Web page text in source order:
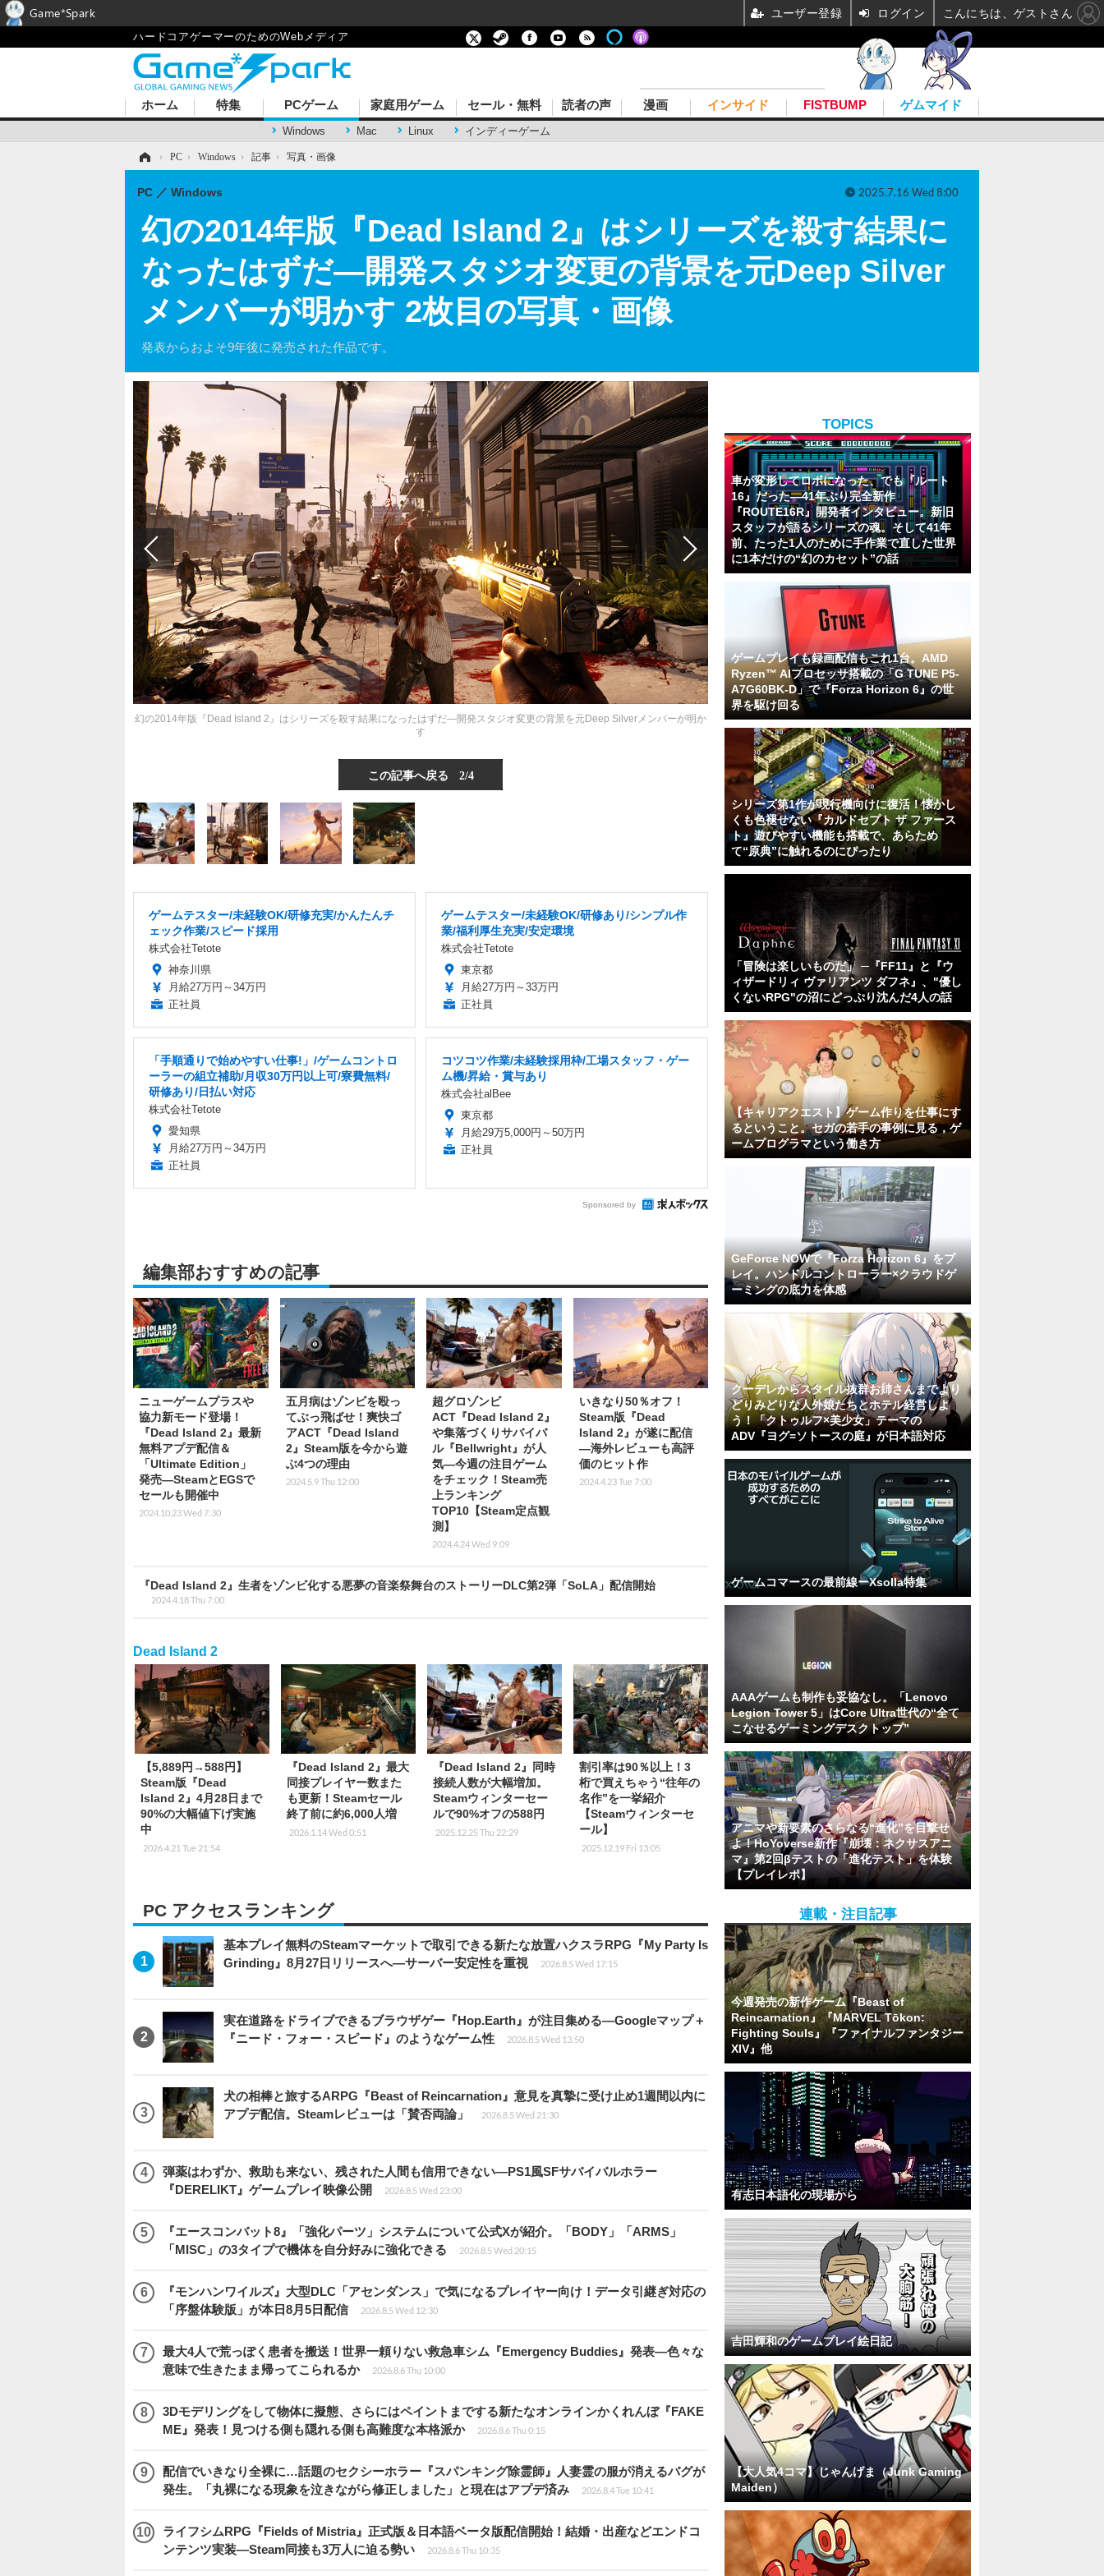
ハードコアゲーマーのためのWebメディア
ホーム 特集 PCゲーム
Windows Mac Linux インディーゲーム
家庭用ゲーム セール・無料 読者の声 漫画 インサイド FISTBUMP ゲムマイド
› PC › Windows › 記事 › 写真・画像
幻の2014年版『Dead Island 2』はシリーズを殺す結果に
なったはずだ―開発スタジオ変更の背景を元Deep Silver
メンバーが明かす 2枚目の写真・画像
発表からおよそ9年後に発売された作品です。
PC Windows 2025.7.16 Wed 8:00
幻の2014年版『Dead Island 2』はシリーズを殺す結果になったはずだ―開発スタジオ変更の背景を元Deep Silverメンバーが明か
す
この記事へ戻る 2/4
ゲームテスター/未経験OK/研修充実/かんたんチ
ェック作業/スピード採用
株式会社Tetote
神奈川県
月給27万円～34万円
正社員
ゲームテスター/未経験OK/研修あり/シンプル作
業/福利厚生充実/安定環境
株式会社Tetote
東京都
月給27万円～33万円
正社員
「手順通りで始めやすい仕事!」/ゲームコントロ
ーラーの組立補助/月収30万円以上可/寮費無料/
研修あり/日払い対応
株式会社Tetote
愛知県
月給27万円～34万円
正社員
コツコツ作業/未経験採用枠/工場スタッフ・ゲー
ム機/昇給・賞与あり
株式会社alBee
東京都
月給29万5,000円～50万円
正社員
Sponsored by
編集部おすすめの記事
ニューゲームプラスや
協力新モード登場！
『Dead Island 2』最新
無料アプデ配信＆
「Ultimate Edition」
発売―SteamとEGSで
セールも開催中
2024.10.23 Wed 7:30
五月病はゾンビを殴っ
てぶっ飛ばせ！爽快ゴ
アACT『Dead Island
2』Steam版を今から遊
ぶ4つの理由
2024.5.9 Thu 12:00
超グロゾンビ
ACT『Dead Island 2』
や集落づくりサバイバ
ル『Bellwright』が人
気―今週の注目ゲーム
をチェック！Steam売
上ランキング
TOP10【Steam定点観
測】
2024.4.24 Wed 9:09
いきなり50％オフ！
Steam版『Dead
Island 2』が遂に配信
―海外レビューも高評
価のヒット作
2024.4.23 Tue 7:00
『Dead Island 2』生者をゾンビ化する悪夢の音楽祭舞台のストーリーDLC第2弾「SoLA」配信開始
2024.4.18 Thu 7:00
Dead Island 2
【5,889円→588円】
Steam版『Dead
Island 2』4月28日まで
90%の大幅値下げ実施
中
2026.4.21 Tue 21:54
『Dead Island 2』最大
同接プレイヤー数また
も更新！Steamセール
終了前に約6,000人増
2026.1.14 Wed 0:51
『Dead Island 2』同時
接続人数が大幅増加。
Steamウィンターセー
ルで90%オフの588円
2025.12.25 Thu 22:29
割引率は90％以上！3
桁で買えちゃう“往年の
名作”を一挙紹介
【Steamウィンターセ
ール】
2025.12.19 Fri 13:05
PC アクセスランキング
基本プレイ無料のSteamマーケットで取引できる新たな放置ハクスラRPG『My Party Is
Grinding』8月27日リリースへ―サーバー安定性を重視
2026.8.5 Wed 17:15
実在道路をドライブできるブラウザゲー『Hop.Earth』が注目集める―Googleマップ＋
『ニード・フォー・スピード』のようなゲーム性
2026.8.5 Wed 13:50
犬の相棒と旅するARPG『Beast of Reincarnation』意見を真摯に受け止め1週間以内に
アプデ配信。Steamレビューは「賛否両論」
2026.8.5 Wed 21:30
弾薬はわずか、救助も来ない、残された人間も信用できない―PS1風SFサバイバルホラー
『DERELIKT』ゲームプレイ映像公開
2026.8.5 Wed 23:00
『エースコンバット8』「強化パーツ」システムについて公式Xが紹介。「BODY」「ARMS」
「MISC」の3タイプで機体を自分好みに強化できる
2026.8.5 Wed 20:15
『モンハンワイルズ』大型DLC「アセンダンス」で気になるプレイヤー向け！データ引継ぎ対応の
「序盤体験版」が本日8月5日配信
2026.8.5 Wed 12:30
最大4人で荒っぽく患者を搬送！世界一頼りない救急車シム『Emergency Buddies』発表―色々な
意味で生きたまま帰ってこられるか
2026.8.6 Thu 10:00
3Dモデリングをして物体に擬態、さらにはペイントまでする新たなオンラインかくれんぼ『FAKE
ME』発表！見つける側も隠れる側も高難度な本格派か
2026.8.6 Thu 0:15
配信でいきなり全裸に…話題のセクシーホラー『スパンキング除霊師』人妻霊の服が消えるバグが
発生。「丸裸になる現象を泣きながら修正しました」と現在はアプデ済み
2026.8.4 Tue 10:41
ライフシムRPG『Fields of Mistria』正式版＆日本語ベータ版配信開始！結婚・出産などエンドコ
ンテンツ実装―Steam同接も3万人に迫る勢い
2026.8.6 Thu 10:35
TOPICS
車が変形してロボになった、でも『ルート
16』だった―41年ぶり完全新作
『ROUTE16R』開発者インタビュー。新旧
スタッフが語るシリーズの魂。そして41年
前、たった1人のために手作業で直した世界
に1本だけの“幻のカセット”の話
ゲームプレイも録画配信もこれ1台。AMD
Ryzen™ AIプロセッサ搭載の「G TUNE P5-
A7G60BK-D」で『Forza Horizon 6』の世
界を駆け回る
シリーズ第1作が現行機向けに復活！懐かし
くも色褪せない『カルドセプト ザ ファース
ト』遊びやすい機能も搭載で、あらため
て“原典”に触れるのにぴったり
「冒険は楽しいものだ」 ─『FF11』と『ウ
ィザードリィ ヴァリアンツ ダフネ』、"優し
くないRPG"の沼にどっぷり沈んだ4人の話
【キャリアクエスト】ゲーム作りを仕事にす
るということ。セガの若手の事例に見る，ゲ
ームプログラマという働き方
GeForce NOWで『Forza Horizon 6』をプ
レイ。ハンドルコントローラー×クラウドゲ
ーミングの底力を体感
クーデレからスタイル抜群お姉さんまでより
どりみどりな人外娘たちとホテル経営しよ
う！「クトゥルフ×美少女」テーマの
ADV『ヨグ=ソトースの庭』が日本語対応
ゲームコマースの最前線ーXsolla特集
AAAゲームも制作も妥協なし。「Lenovo
Legion Tower 5」はCore Ultra世代の“全て
こなせるゲーミングデスクトップ”
アニマや新要素のさらなる“進化”を目撃せ
よ！HoYoverse新作『崩壊：ネクサスアニ
マ』第2回βテストの「進化テスト」を体験
【プレイレポ】
連載・注目記事
今週発売の新作ゲーム『Beast of
Reincarnation』『MARVEL Tōkon:
Fighting Souls』『ファイナルファンタジー
XIV』他
有志日本語化の現場から
吉田輝和のゲームプレイ絵日記
【大人気4コマ】じゃんげま（Junk Gaming
Maiden）
Game*Spark ユーザー登録 ログイン こんにちは、ゲストさん